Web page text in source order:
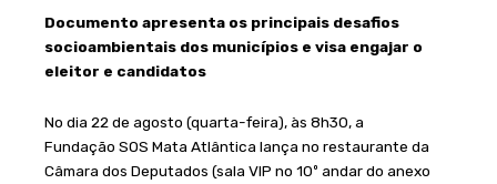
Documento apresenta os principais desafios
socioambientais dos municípios e visa engajar o
eleitor e candidatos
No dia 22 de agosto (quarta-feira), às 8h30, a
Fundação SOS Mata Atlântica lança no restaurante da
Câmara dos Deputados (sala VIP no 10º andar do anexo